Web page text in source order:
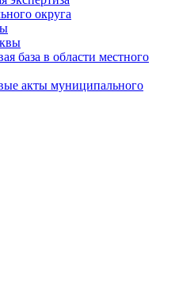
округа
база в области местного
акты муниципального